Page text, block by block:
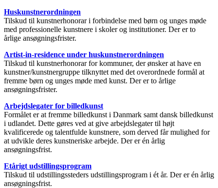
Huskunstnerordningen
Tilskud til kunstnerhonorar i forbindelse med børn og unges møde
med professionelle kunstnere i skoler og institutioner. Der er to
årlige ansøgningsfrister.
Artist-in-residence under huskunstnerordningen
Tilskud til kunstnerhonorar for kommuner, der ønsker at have en
kunstner/kunstnergruppe tilknyttet med det overordnede formål at
fremme børn og unges møde med kunst. Der er to årlige
ansøgningsfrister.
Arbejdslegater for billedkunst
Formålet er at fremme billedkunst i Danmark samt dansk billedkunst
i udlandet. Dette gøres ved at give arbejdslegater til højt
kvalificerede og talentfulde kunstnere, som derved får mulighed for
at udvikle deres kunstneriske arbejde. Der er én årlig
ansøgningsfrist.
Etårigt udstillingsprogram
Tilskud til udstillingssteders udstillingsprogram i ét år. Der er én årlig
ansøgningsfrist.